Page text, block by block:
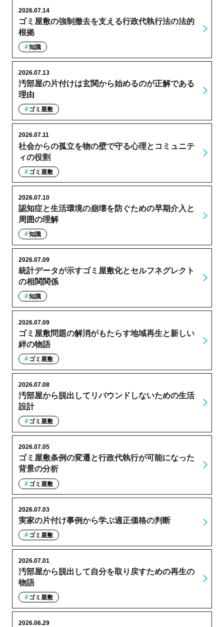
ゴミ屋敷の強制撤去を支える行政代執行法の法的
根拠
2026.07.14
知識
汚部屋の片付けは玄関から始めるのが正解である
理由
2026.07.13
ゴミ屋敷
社会からの孤立を物の壁で守る心理とコミュニテ
ィの役割
2026.07.11
ゴミ屋敷
認知症と生活環境の崩壊を防ぐための早期介入と
周囲の理解
2026.07.10
知識
統計データが示すゴミ屋敷化とセルフネグレクト
の相関関係
2026.07.09
知識
ゴミ屋敷問題の解消がもたらす地域再生と新しい
絆の物語
2026.07.09
ゴミ屋敷
汚部屋から脱出してリバウンドしないための生活
設計
2026.07.08
ゴミ屋敷
ゴミ屋敷条例の変遷と行政代執行が可能になった
背景の分析
2026.07.05
ゴミ屋敷
実家の片付け事例から学ぶ適正価格の判断
2026.07.03
ゴミ屋敷
汚部屋から脱出して自分を取り戻すための再生の
物語
2026.07.01
ゴミ屋敷
2026.06.29